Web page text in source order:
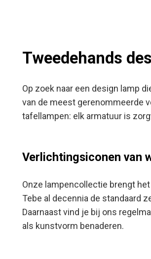
Tweedehands
Op zoek naar een design lamp
van de meest gerenommeerde
tafellampen: elk armatuur is
Verlichtingsiconen van
Onze lampencollectie brengt
Tebe al decennia de standaard
Daarnaast vind je bij ons
als kunstvorm benaderen.